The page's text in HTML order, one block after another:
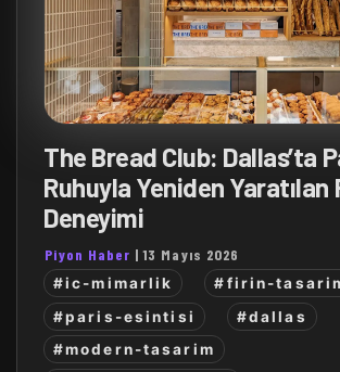
The Bread Club: Dallas’ta
Ruhuyla Yeniden Yaratılan
Deneyimi
Piyon Haber |13 Mayıs 2026
#ic-mimarlik
#firin-
#paris-esintisi
#dallas
#modern-tasarim